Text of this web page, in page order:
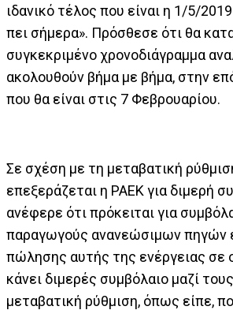
ιδανικό τέλος που είναι η 1/5/
πει σήμερα». Πρόσθεσε ότι θα
συγκεκριμένο χρονοδιάγραμμα
ακολουθούν βήμα με βήμα, στην
που θα είναι στις 7 Φεβρουαρίου.
Σε σχέση με τη μεταβατική
επεξεράζεται η ΡΑΕΚ για διμερή
ανέφερε ότι πρόκειται για
παραγωγούς ανανεώσιμων πηγών
πώλησης αυτής της ενέργειας σε
κάνει διμερές συμβόλαιο μαζί
μεταβατική ρύθμιση, όπως είπε,